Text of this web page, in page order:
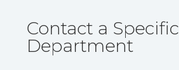
Contact a Specific
Department